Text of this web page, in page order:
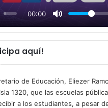
00:00
l
a
y
aquí!
de Educación, Eliezer
1320, que las escuelas
a los estudiantes, a pesar